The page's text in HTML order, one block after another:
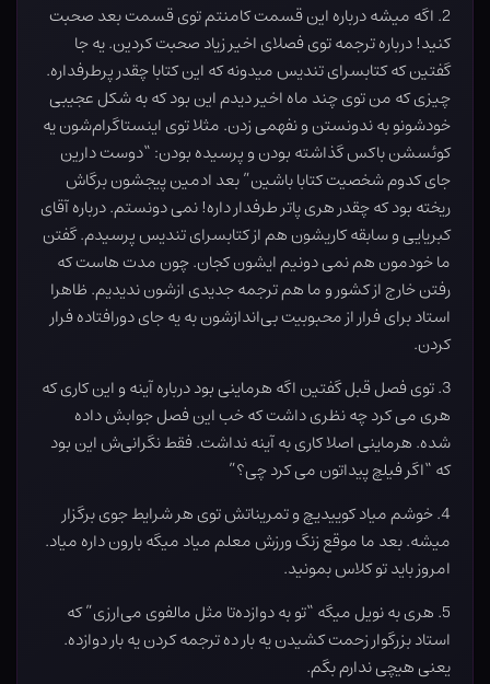
2. اگه میشه درباره این قسمت کامنتم توی قسمت بعد صحبت
کنید! درباره ترجمه توی فصلای اخیر زیاد صحبت کردین. یه جا
گفتین که کتابسرای تندیس میدونه که این کتابا چقدر پرطرفداره.
چیزی که من توی چند ماه اخیر دیدم این بود که به شکل عجیبی
خودشونو به ندونستن و نفهمی زدن. مثلا توی اینستاگرام‌شون یه
کوئسشن باکس گذاشته بودن و پرسیده بودن: “دوست دارین
جای کدوم شخصیت کتابا باشین” بعد ادمین پیجشون برگاش
ریخته بود که چقدر هری پاتر طرفدار داره! نمی دونستم. درباره آقای
کبریایی و سابقه کاریشون هم از کتابسرای تندیس پرسیدم. گفتن
ما خودمون هم نمی دونیم ایشون کجان. چون مدت هاست که
رفتن خارج از کشور و ما هم ترجمه جدیدی ازشون ندیدیم. ظاهرا
استاد برای فرار از محبوبیت بی‌اندازشون به یه جای دورافتاده فرار
کردن.
3. توی فصل قبل گفتین اگه هرماینی بود درباره آینه و این کاری که
هری می کرد چه نظری داشت که خب این فصل جوابش داده
شده. هرماینی اصلا کاری به آینه نداشت. فقط نگرانی‌ش این بود
که “اگر فیلچ پیداتون می کرد چی؟”
4. خوشم میاد کوییدیچ و تمریناتش توی هر شرایط جوی برگزار
میشه. بعد ما موقع زنگ ورزش معلم میاد میگه بارون داره میاد.
امروز باید تو کلاس بمونید.
5. هری به نویل میگه “تو به دوازده‌تا مثل مالفوی می‌ارزی” که
استاد بزرگوار زحمت کشیدن یه بار ده ترجمه کردن یه بار دوازده.
یعنی هیچی ندارم بگم.